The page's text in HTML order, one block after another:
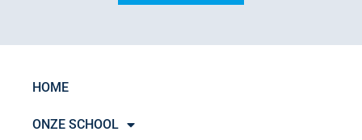
HOME
ONZE SCHOOL